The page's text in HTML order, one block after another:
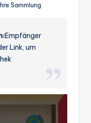
Sammlung.
Empfänger
Link, um